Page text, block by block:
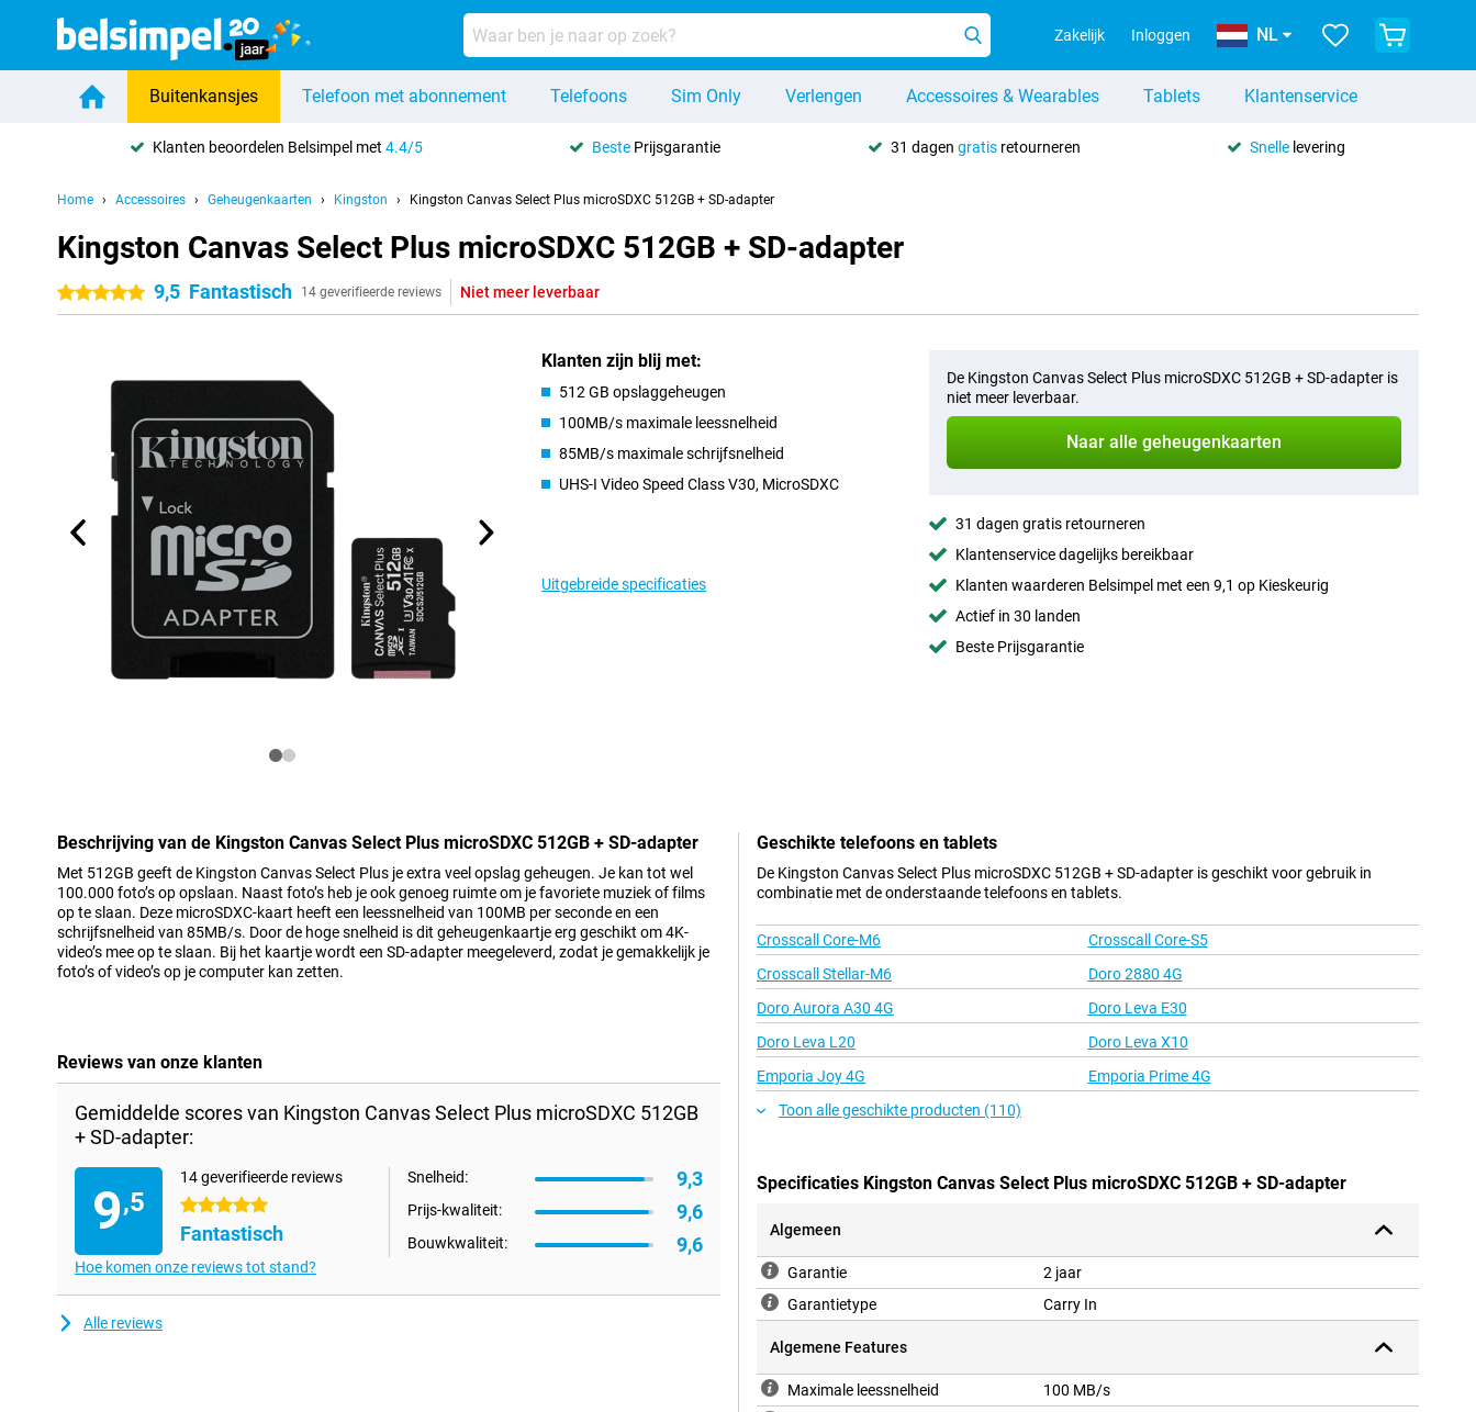
Zakelijk Inloggen NL
Buitenkansjes Telefoon met abonnement Telefoons Sim Only Verlengen Accessoires & Wearables Tablets Klantenservice
Klanten beoordelen Belsimpel met4.4/5 Beste Prijsgarantie 31 dagen gratisretourneren Snellelevering
Home Accessoires Geheugenkaarten Kingston Kingston Canvas Select Plus microSDXC 512GB + SD-adapter
Kingston Canvas Select Plus microSDXC 512GB + SD-adapter
5 sterren9,5 Fantastisch 14 geverifieerde reviews Niet meer leverbaar
Klanten zijn blij met:
512 GB opslaggeheugen
100MB/s maximale leessnelheid
85MB/s maximale schrijfsnelheid
UHS-I Video Speed Class V30, MicroSDXC
Uitgebreide specificaties
De Kingston Canvas Select Plus microSDXC 512GB + SD-adapter is
niet meer leverbaar.
Naar alle geheugenkaarten
31 dagen gratis retourneren
Klantenservice dagelijks bereikbaar
Klanten waarderen Belsimpel met een 9,1 op Kieskeurig
Actief in 30 landen
Beste Prijsgarantie
Beschrijving van de Kingston Canvas Select Plus microSDXC 512GB + SD-adapter
Met 512GB geeft de Kingston Canvas Select Plus je extra veel opslag geheugen. Je kan tot wel
100.000 foto’s op opslaan. Naast foto’s heb je ook genoeg ruimte om je favoriete muziek of films
op te slaan. Deze microSDXC-kaart heeft een leessnelheid van 100MB per seconde en een
schrijfsnelheid van 85MB/s. Door de hoge snelheid is dit geheugenkaartje erg geschikt om 4K-
video’s mee op te slaan. Bij het kaartje wordt een SD-adapter meegeleverd, zodat je gemakkelijk je
foto’s of video’s op je computer kan zetten.
Reviews van onze klanten
Gemiddelde scores van Kingston Canvas Select Plus microSDXC 512GB
+ SD-adapter:
9,5
14 geverifieerde reviews
5 sterren
Fantastisch
Snelheid: 9,3
Prijs-kwaliteit: 9,6
Bouwkwaliteit: 9,6
Hoe komen onze reviews tot stand?
Alle reviews
Geschikte telefoons en tablets
De Kingston Canvas Select Plus microSDXC 512GB + SD-adapter is geschikt voor gebruik in
combinatie met de onderstaande telefoons en tablets.
Crosscall Core-M6
Crosscall Core-S5
Crosscall Stellar-M6
Doro 2880 4G
Doro Aurora A30 4G
Doro Leva E30
Doro Leva L20
Doro Leva X10
Emporia Joy 4G
Emporia Prime 4G
Toon alle geschikte producten (110)
Specificaties Kingston Canvas Select Plus microSDXC 512GB + SD-adapter
Algemeen
Garantie
2 jaar
Garantietype
Carry In
Algemene Features
Maximale leessnelheid
100 MB/s